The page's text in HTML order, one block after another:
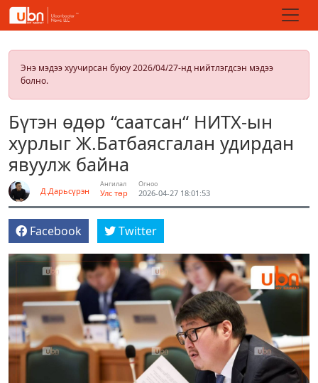
Энэ мэдээ хуучирсан буюу 2026/04/27-нд нийтлэгдсэн мэдээ
болно.
Бүтэн өдөр “саатсан“ НИТХ-ын
хурлыг Ж.Батбаясгалан удирдан
явуулж байна
Д.Дарьсүрэн
Ангилал
Улс төр
Огноо
2026-04-27 18:01:53
Facebook Twitter